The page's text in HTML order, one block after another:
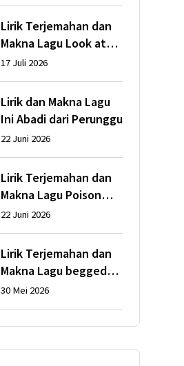
Lirik Terjemahan dan
Makna Lagu Look at
My Life dari Gracie
Abrams
17 Juli 2026
Lirik dan Makna Lagu
Ini Abadi dari Perunggu
22 Juni 2026
Lirik Terjemahan dan
Makna Lagu Poison
dari Dean Lewis
22 Juni 2026
Lirik Terjemahan dan
Makna Lagu begged
dari Olivia Rodrigo
30 Mei 2026